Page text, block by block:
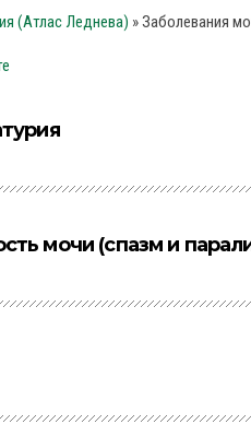
(Атлас Леднева) » Заболевания
мочи (спазм и